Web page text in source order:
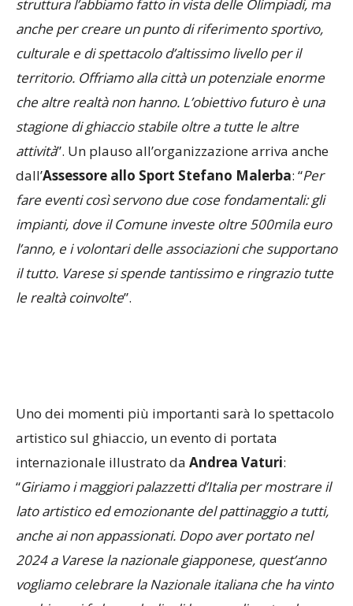
anche per creare un punto di riferimento sportivo,
culturale e di spettacolo d’altissimo livello per il
territorio. Offriamo alla città un potenziale enorme
che altre realtà non hanno. L’obiettivo futuro è una
stagione di ghiaccio stabile oltre a tutte le altre
attività”. Un plauso all’organizzazione arriva anche
dall’Assessore allo Sport Stefano Malerba : “Per
fare eventi così servono due cose fondamentali: gli
impianti, dove il Comune investe oltre 500mila euro
l’anno, e i volontari delle associazioni che supportano
il tutto. Varese si spende tantissimo e ringrazio tutte
le realtà coinvolte”.
artistico sul ghiaccio, un evento di portata
internazionale illustrato daAndrea Vaturi
“Giriamo i maggiori palazzetti d’Italia per mostrare il
lato artistico ed emozionante del pattinaggio a tutti,
anche ai non appassionati. Dopo aver portato nel
2024 a Varese la nazionale giapponese, quest’anno
vogliamo celebrare la Nazionale italiana che ha vinto
pochi mesi fa la medaglia di bronzo, diventando